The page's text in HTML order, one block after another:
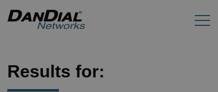
Results for: